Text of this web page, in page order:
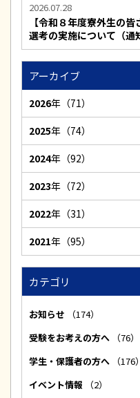
2026.07.28
【令和８年度寮外生の
選考の実施について（通
アーカイブ
2026年（71）
2025年（74）
2024年（92）
2023年（72）
2022年（31）
2021年（95）
カテゴリ
お知らせ
（174）
受験をお考えの方へ
（76）
学生・保護者の方へ
（176）
イベント情報
（2）